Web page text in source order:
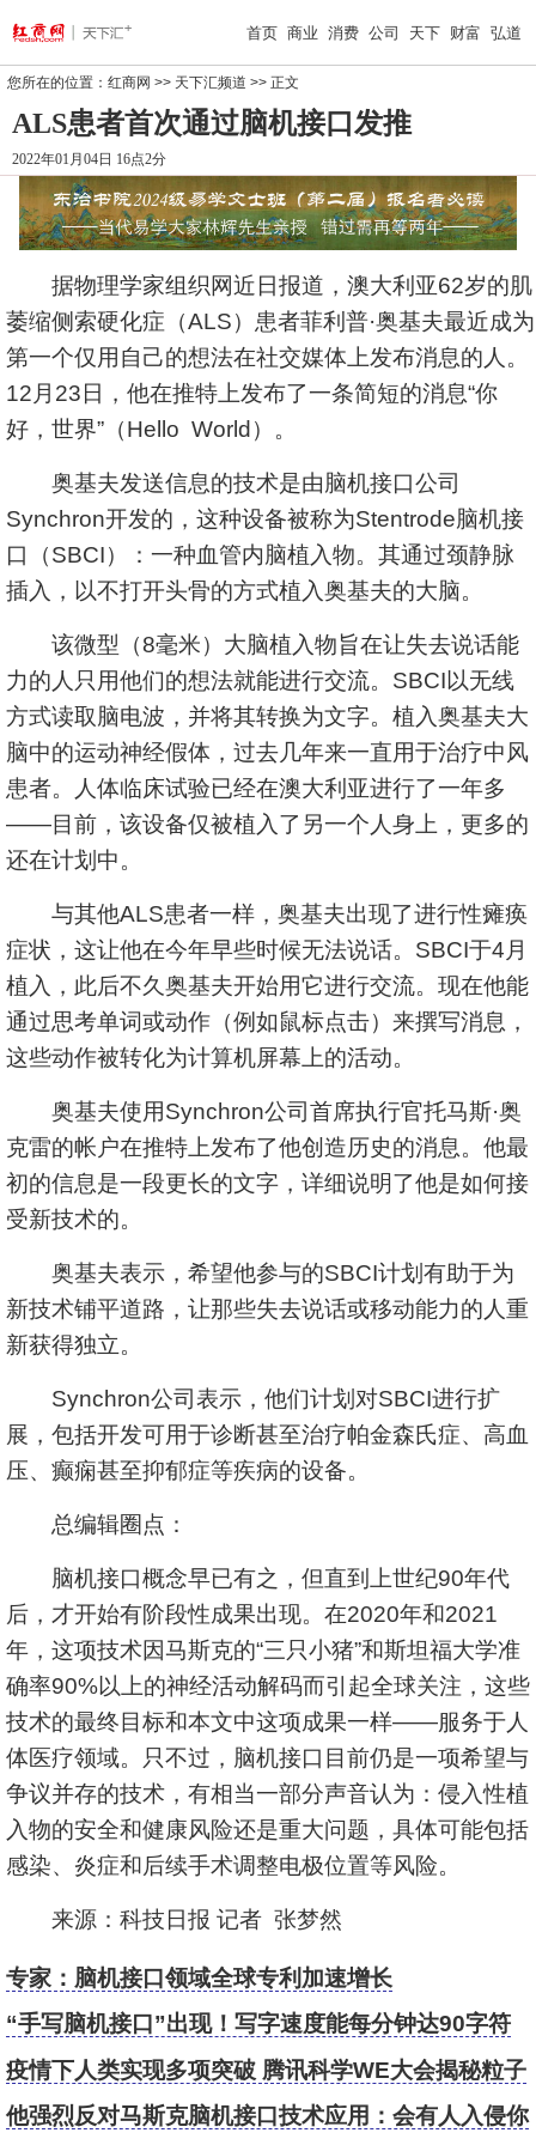
首页 商业 消费 公司 天下 财富 弘道
您所在的位置： 红商网 >> 天下汇频道 >> 正文
ALS患者首次通过脑机接口发推
2022年01月04日 16点2分
据物理学家组织网近日报道，澳大利亚62岁的肌
萎缩侧索硬化症（ALS）患者菲利普·奥基夫最近成为
第一个仅用自己的想法在社交媒体上发布消息的人。
12月23日，他在推特上发布了一条简短的消息“你
好，世界”（Hello World）。
奥基夫发送信息的技术是由脑机接口公司
Synchron开发的，这种设备被称为Stentrode脑机接
口（SBCI）：一种血管内脑植入物。其通过颈静脉
插入，以不打开头骨的方式植入奥基夫的大脑。
该微型（8毫米）大脑植入物旨在让失去说话能
力的人只用他们的想法就能进行交流。SBCI以无线
方式读取脑电波，并将其转换为文字。植入奥基夫大
脑中的运动神经假体，过去几年来一直用于治疗中风
患者。人体临床试验已经在澳大利亚进行了一年多
——目前，该设备仅被植入了另一个人身上，更多的
还在计划中。
与其他ALS患者一样，奥基夫出现了进行性瘫痪
症状，这让他在今年早些时候无法说话。SBCI于4月
植入，此后不久奥基夫开始用它进行交流。现在他能
通过思考单词或动作（例如鼠标点击）来撰写消息，
这些动作被转化为计算机屏幕上的活动。
奥基夫使用Synchron公司首席执行官托马斯·奥
克雷的帐户在推特上发布了他创造历史的消息。他最
初的信息是一段更长的文字，详细说明了他是如何接
受新技术的。
奥基夫表示，希望他参与的SBCI计划有助于为
新技术铺平道路，让那些失去说话或移动能力的人重
新获得独立。
Synchron公司表示，他们计划对SBCI进行扩
展，包括开发可用于诊断甚至治疗帕金森氏症、高血
压、癫痫甚至抑郁症等疾病的设备。
总编辑圈点：
脑机接口概念早已有之，但直到上世纪90年代
后，才开始有阶段性成果出现。在2020年和2021
年，这项技术因马斯克的“三只小猪”和斯坦福大学准
确率90%以上的神经活动解码而引起全球关注，这些
技术的最终目标和本文中这项成果一样——服务于人
体医疗领域。只不过，脑机接口目前仍是一项希望与
争议并存的技术，有相当一部分声音认为：侵入性植
入物的安全和健康风险还是重大问题，具体可能包括
感染、炎症和后续手术调整电极位置等风险。
来源：科技日报 记者 张梦然
专家：脑机接口领域全球专利加速增长
“手写脑机接口”出现！写字速度能每分钟达90字符
疫情下人类实现多项突破 腾讯科学WE大会揭秘粒子
物理、器官复刻和脑机接口等最新发现
他强烈反对马斯克脑机接口技术应用：会有人入侵你